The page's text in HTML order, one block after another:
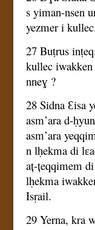
s yiman-nsen
yezmer i
27 Buṭrus
kullec iwakken
nneɣ ?
28 Sidna Ɛisa
asm’ara d-
asm’ara
n lḥekma di
aț-țeqqimem
lḥekma
Isṛail.
29 Yerna, kra